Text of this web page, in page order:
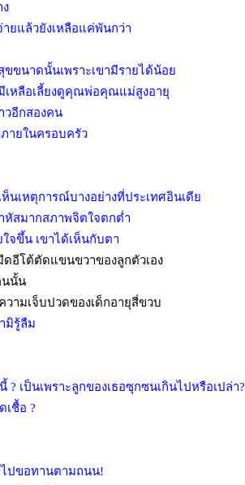
ง
ยแล้วยังเหลือแค่พันกว่า
ขนาดนั้นเพราะเขามีรายได้น้อย
เหลือเลี้ยงดูคุณพ่อคุณแม่สูงอายุ
วอีกสองคน
ายในครอบครัว
ห็นเหตุการณ์บางอย่างที่ประเทศอินเดีย
สมากสภาพจิตใจตกต่ำ
ใจขึ้น เขาได้เห็นกับตา
อีโต้ตัดแขนขวาของลูกตัวเอง
นนั้น
วามเจ็บปวดของเด็กอายุสี่ขวบ
มิรู้ลืม
เป็นเพราะลูกของเธอซุกซนเกินไปหรือเปล่า?
เชื้อ ?
ไปขอทานตามถนน!